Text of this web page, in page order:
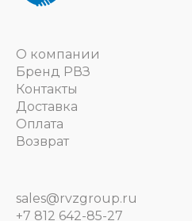
О компании
Бренд РВЗ
Контакты
Доставка
Оплата
Возврат
sales@rvzgroup.ru
+7 812 642-85-27